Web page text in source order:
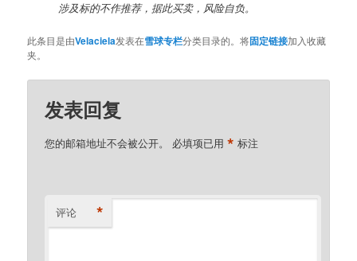
涉及标的不作推荐，据此买卖，风险自负。
此条目是由Velaciela发表在雪球专栏分类目录的。将固定链接加入收藏
夹。
发表回复
您的邮箱地址不会被公开。 必填项已用* 标注
评论 *